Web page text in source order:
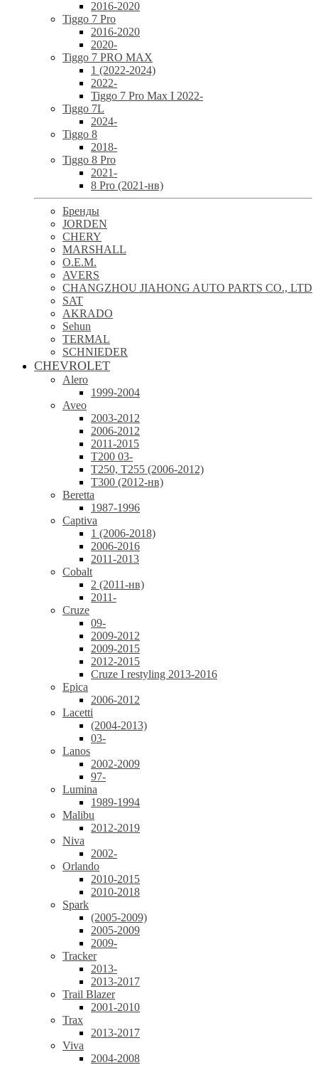
2016-2020
Tiggo 7 Pro
2016-2020
2020-
Tiggo 7 PRO MAX
1 (2022-2024)
2022-
Tiggo 7 Pro Max I 2022-
Tiggo 7L
2024-
Tiggo 8
2018-
Tiggo 8 Pro
2021-
8 Pro (2021-нв)
Бренды
JORDEN
CHERY
MARSHALL
O.E.M.
AVERS
CHANGZHOU JIAHONG AUTO PARTS CO., LTD
SAT
AKRADO
Sehun
TERMAL
SCHNIEDER
CHEVROLET
Alero
1999-2004
Aveo
2003-2012
2006-2012
2011-2015
T200 03-
T250, T255 (2006-2012)
T300 (2012-нв)
Beretta
1987-1996
Captiva
1 (2006-2018)
2006-2016
2011-2013
Cobalt
2 (2011-нв)
2011-
Cruze
09-
2009-2012
2009-2015
2012-2015
Cruze I restyling 2013-2016
Epica
2006-2012
Lacetti
(2004-2013)
03-
Lanos
2002-2009
97-
Lumina
1989-1994
Malibu
2012-2019
Niva
2002-
Orlando
2010-2015
2010-2018
Spark
(2005-2009)
2005-2009
2009-
Tracker
2013-
2013-2017
Trail Blazer
2001-2010
Trax
2013-2017
Viva
2004-2008